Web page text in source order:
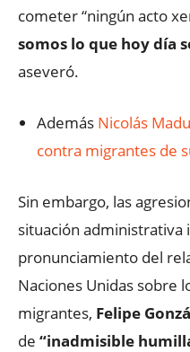
cometer “ningún acto
somos lo que hoy día
aseveró.
Además Nicolás
contra migrantes de
Sin embargo, las
situación
pronunciamiento del
Naciones Unidas sobre
migrantes, Felipe
de “inadmisible